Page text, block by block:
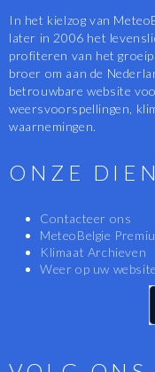
In het kielzog van
later in 2006 het
profiteren van het
broer om aan de
betrouwbare website
weersvoorspellingen,
waarnemingen.
ONZE
Contacteer ons
MeteoBelgie
Klimaat Archieven
Weer op uw website